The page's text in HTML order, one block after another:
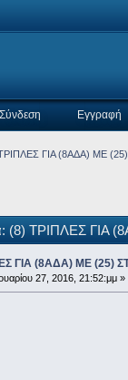
Σύνδεση Εγγραφή
ΓΙΑ (8ΑΔΑ) ΜΕ
(8) ΤΡΙΠΛΕΣ ΓΙΑ
ΓΙΑ (8ΑΔΑ) ΜΕ (25)
27, 2016, 21:52:μμ »